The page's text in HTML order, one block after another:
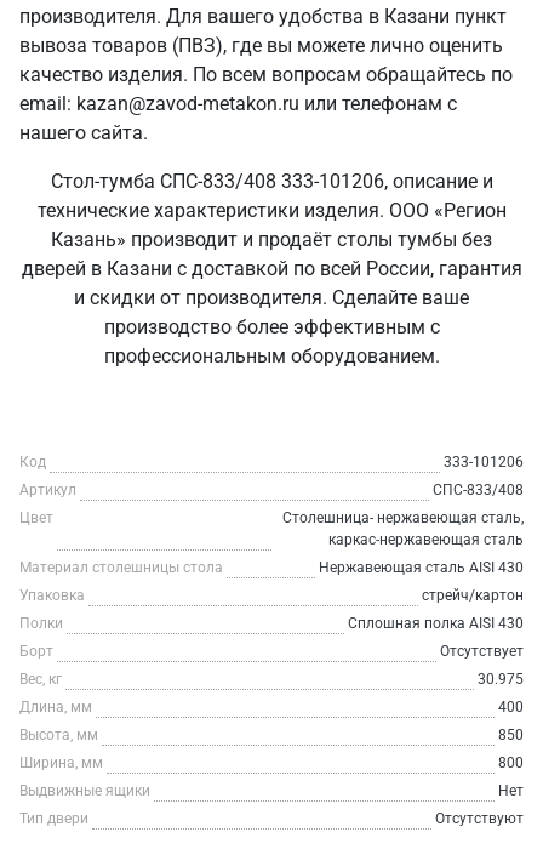
производителя. Для вашего удобства в Казани пункт
вывоза товаров (ПВЗ), где вы можете лично оценить
качество изделия. По всем вопросам обращайтесь по
email: kazan@zavod-metakon.ru или телефонам с
нашего сайта.
Стол-тумба СПС-833/408 333-101206, описание и
технические характеристики изделия. ООО «Регион
Казань» производит и продаёт столы тумбы без
дверей в Казани с доставкой по всей России, гарантия
и скидки от производителя. Сделайте ваше
производство более эффективным с
профессиональным оборудованием.
Код
333-101206
Артикул
СПС-833/408
Цвет
Столешница- нержавеющая сталь,
каркас-нержавеющая сталь
Материал столешницы стола
Нержавеющая сталь AISI 430
Упаковка
стрейч/картон
Полки
Сплошная полка AISI 430
Борт
Отсутствует
Вес, кг
30.975
Длина, мм
400
Высота, мм
850
Ширина, мм
800
Выдвижные ящики
Нет
Тип двери
Отсутствуют